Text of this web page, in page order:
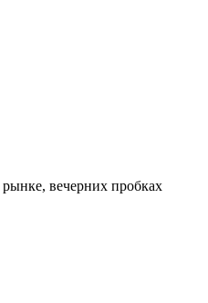
вечерних пробках